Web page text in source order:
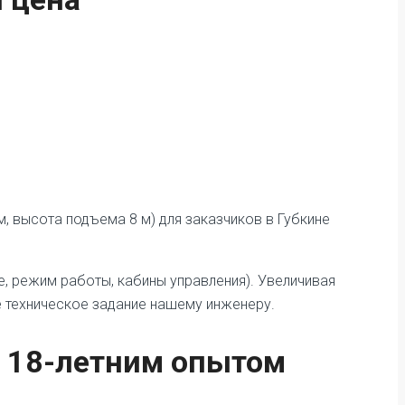
высота подъема 8 м) для заказчиков в Губкине
режим работы, кабины управления). Увеличивая
задание нашему инженеру.
летним опытом